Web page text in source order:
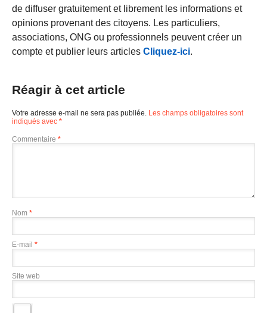
de diffuser gratuitement et librement les informations et
opinions provenant des citoyens. Les particuliers,
associations, ONG ou professionnels peuvent créer un
compte et publier leurs articles Cliquez-ici.
Réagir à cet article
Votre adresse e-mail ne sera pas publiée. Les champs obligatoires sont
indiqués avec *
Commentaire *
Nom *
E-mail *
Site web